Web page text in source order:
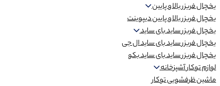
یخچال فریزر بالا و پایین
یخچال فریزر بالا و پایین دیپوینت
یخچال فریزر ساید بای ساید
یخچال فریزر ساید بای ساید ال جی
یخچال فریزر ساید بای ساید بکو
لوازم توکار آشپزخانه
ماشین ظرفشویی توکار